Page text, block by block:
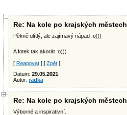
Re: Na kole po krajských městech
Pěkně ulítlý, ale zajímavý nápad :o)))
A fotek tak akorát :o)))
[ Reagovat ] [ Zpět ]
Datum: 29.05.2021
Autor: radka
Re: Na kole po krajských městech
Výborné a inspirativní.